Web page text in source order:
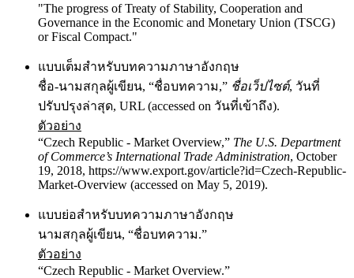
"The progress of Treaty of Stability, Cooperation and
Governance in the Economic and Monetary Union (TSCG)
or Fiscal Compact."
แบบเต็มสำหรับบทความภาษาอังกฤษ
ชื่อ-นามสกุลผู้เขียน, “ชื่อบทความ,” ชื่อเว็ปไซต์, วันที่
ปรับปรุงล่าสุด, URL (accessed on วันที่เข้าถึง).
ตัวอย่าง
“Czech Republic - Market Overview,” The U.S. Department
of Commerce’s International Trade Administration, October
19, 2018, https://www.export.gov/article?id=Czech-Republic-
Market-Overview (accessed on May 5, 2019).
แบบย่อสำหรับบทความภาษาอังกฤษ
นามสกุลผู้เขียน, “ชื่อบทความ.”
ตัวอย่าง
“Czech Republic - Market Overview.”